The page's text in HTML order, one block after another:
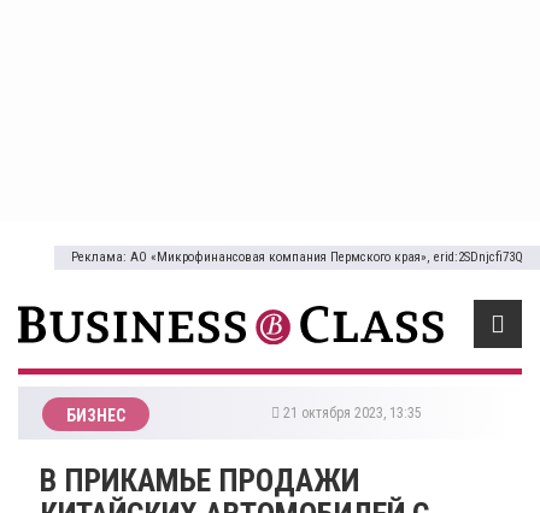
Реклама: АО «Микрофинансовая компания Пермского края», erid:2SDnjcfi73Q
БИЗНЕС 21 октября 2023, 13:35
В ПРИКАМЬЕ ПРОДАЖИ